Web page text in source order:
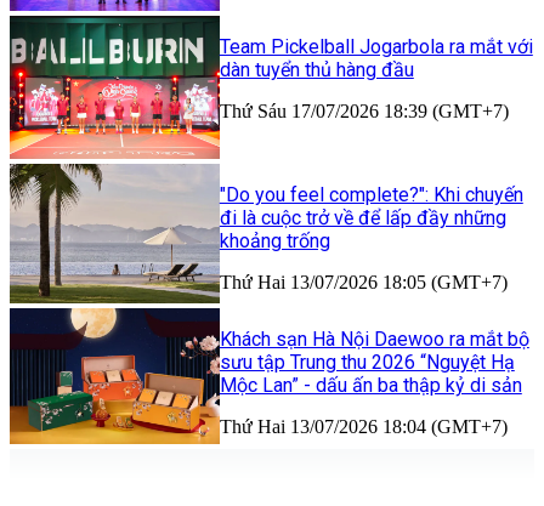
Team Pickelball Jogarbola ra mắt với
dàn tuyển thủ hàng đầu
Thứ Sáu 17/07/2026 18:39 (GMT+7)
"Do you feel complete?": Khi chuyến
đi là cuộc trở về để lấp đầy những
khoảng trống
Thứ Hai 13/07/2026 18:05 (GMT+7)
Khách sạn Hà Nội Daewoo ra mắt bộ
sưu tập Trung thu 2026 “Nguyệt Hạ
Mộc Lan” - dấu ấn ba thập kỷ di sản
Thứ Hai 13/07/2026 18:04 (GMT+7)